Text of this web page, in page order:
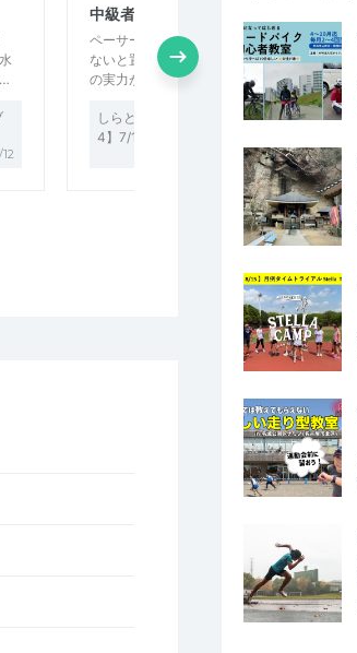
中級者から上級者向け
ペーサーについていき27km走る。 走力が
ないと置いて行かれてしまうため そこそこ
の実力がないときつく感じてしまう。
しらとり練【サブ3/3:10/3:20/3.5/サブ
4】7/12(日) 山中湖27km走
2026/7/12